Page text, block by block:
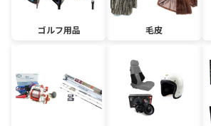
ゴルフ用品 毛皮